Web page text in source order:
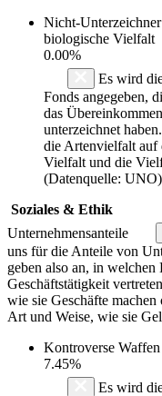
Nicht-
biologische Vielfalt
0.00%
Es wird
Fonds angegeben,
das
unterzeichnet
die Artenvielfalt auf
Vielfalt und die
(Datenquelle: UNO)
Soziales & Ethik
Unternehmensanteile
uns für die Anteile von
geben also an, in
Geschäftstätigkeit
wie sie Geschäfte
Art und Weise, wie sie
Kontroverse Waffen
7.45%
Es wird